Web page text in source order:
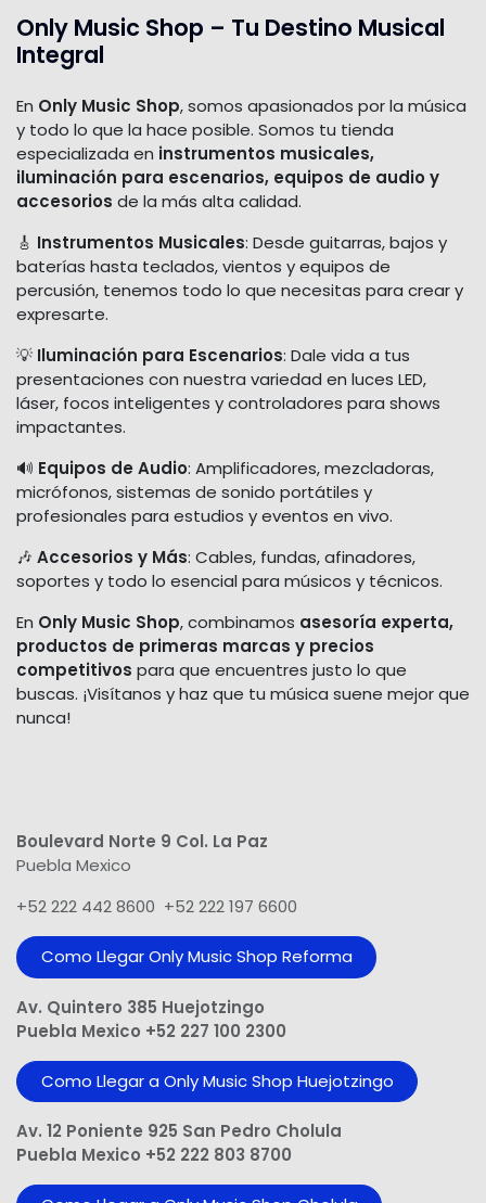
Only Music Shop – Tu Destino Musical
Integral
En Only Music Shop, somos apasionados por la música
y todo lo que la hace posible. Somos tu tienda
especializada en instrumentos musicales,
iluminación para escenarios, equipos de audio y
accesorios de la más alta calidad.
🎸 Instrumentos Musicales: Desde guitarras, bajos y
baterías hasta teclados, vientos y equipos de
percusión, tenemos todo lo que necesitas para crear y
expresarte.
💡 Iluminación para Escenarios: Dale vida a tus
presentaciones con nuestra variedad en luces LED,
láser, focos inteligentes y controladores para shows
impactantes.
🔊 Equipos de Audio: Amplificadores, mezcladoras,
micrófonos, sistemas de sonido portátiles y
profesionales para estudios y eventos en vivo.
🎶 Accesorios y Más: Cables, fundas, afinadores,
soportes y todo lo esencial para músicos y técnicos.
En Only Music Shop, combinamos asesoría experta,
productos de primeras marcas y precios
competitivos para que encuentres justo lo que
buscas. ¡Visítanos y haz que tu música suene mejor que
nunca!
Boulevard Norte 9 Col. La Paz
Puebla Mexico
+52 222 442 8600 +52 222 197 6600
Como Llegar Only Music Shop​ Reforma
Av. Quintero 385 Huejotzingo
Puebla Mexico +52 227 100 2300
Como Llegar a Only Music Shop Huejotzingo
Av. 12 Poniente 925 San Pedro Cholula
Puebla Mexico +52 222 803 8700